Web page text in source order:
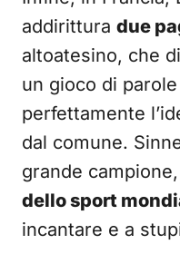
addirittura due
altoatesino, che
un gioco di
perfettamente
dal comune.
grande
dello sport
incantare e a